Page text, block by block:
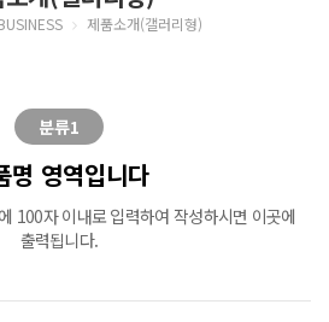
제품소개(갤러리형)
분류1
명 영역입니다
100자 이내로 입력하여 작성하시면 이곳에
출력됩니다.